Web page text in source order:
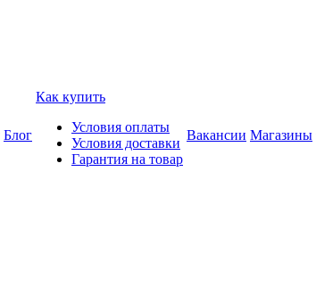
Блог
Как купить
Условия оплаты
Условия доставки
Гарантия на товар
Вакансии Магазины